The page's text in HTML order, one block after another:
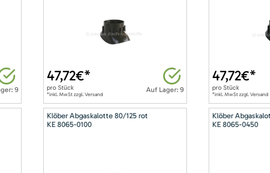
9 Auf Lager: 9
47,72€*
pro Stück
*inkl. MwSt zzgl. Versand
47,72€*
pro Stück
*inkl. MwSt zzgl. Versand
Klöber Abgaskalotte 80/125 rot
KE 8065-0100
Klöber
KE 8065-0450